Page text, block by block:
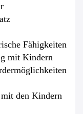
Fähigkeiten
mit Kindern
den Kindern